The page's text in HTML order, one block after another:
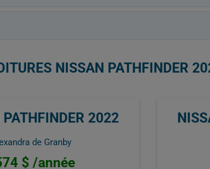
NISSAN PATHFINDER
2022
de Granby
$ /année